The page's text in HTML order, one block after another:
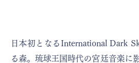
日本初となるInternational Dark
る森。琉球王国時代の宮廷音楽に